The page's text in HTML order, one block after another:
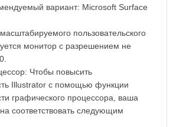
вариант: Microsoft Surface
пользовательского
монитор с разрешением не
Чтобы повысить
Illustrator с помощью функции
графического процессора, ваша
соответствовать следующим